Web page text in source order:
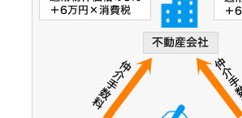
大阪市営谷町線
大阪市営中央線